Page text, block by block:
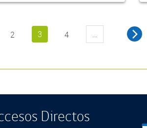
2 3 4 …
Directos